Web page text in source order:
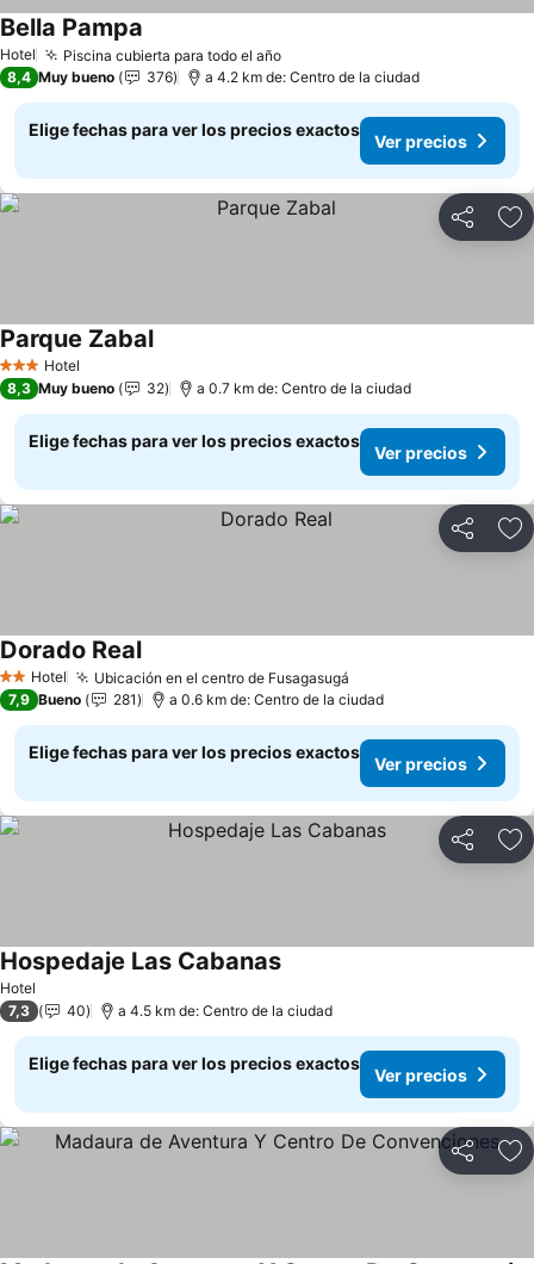
Hotel Piscina cubierta para todo el año
Bella Pampa
8,4 Muy bueno 376 a 4.2 km de: Centro de la ciudad
Elige fechas para ver los precios exactos
Ver precios
Compartir
3 Estrellas
Hotel
Parque Zabal
8,3 Muy bueno 32 a 0.7 km de: Centro de la ciudad
Elige fechas para ver los precios exactos
Ver precios
Compartir
2 Estrellas
Hotel Ubicación en el centro de Fusagasugá
Dorado Real
7,9 Bueno 281 a 0.6 km de: Centro de la ciudad
Elige fechas para ver los precios exactos
Ver precios
Compartir
Hotel
Hospedaje Las Cabanas
7,3 40 a 4.5 km de: Centro de la ciudad
Elige fechas para ver los precios exactos
Ver precios
Compartir